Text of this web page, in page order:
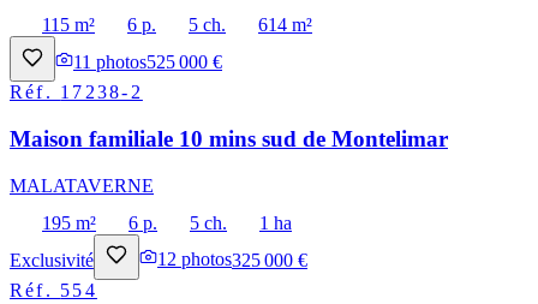
115 m²
6 p. 5 ch.
614 m²
11 photos525 000 €
Réf. 17238-2
Maison familiale 10 mins sud de Montelimar
MALATAVERNE
195 m²
6 p. 5 ch.
1 ha
Exclusivité
12 photos325 000 €
Réf. 554